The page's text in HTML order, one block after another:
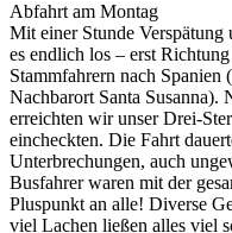
Abfahrt am Montag
Mit einer Stunde Verspätung
es endlich los – erst
Stammfahrern nach
Nachbarort Santa Susanna).
erreichten wir unser Drei-
eincheckten. Die Fahrt
Unterbrechungen, auch
Busfahrer waren mit der
Pluspunkt an alle! Diverse
viel Lachen ließen alles viel